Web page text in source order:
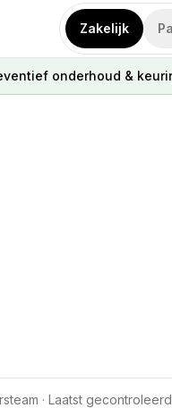
Zakelijk
onderhoud &
· Laatst